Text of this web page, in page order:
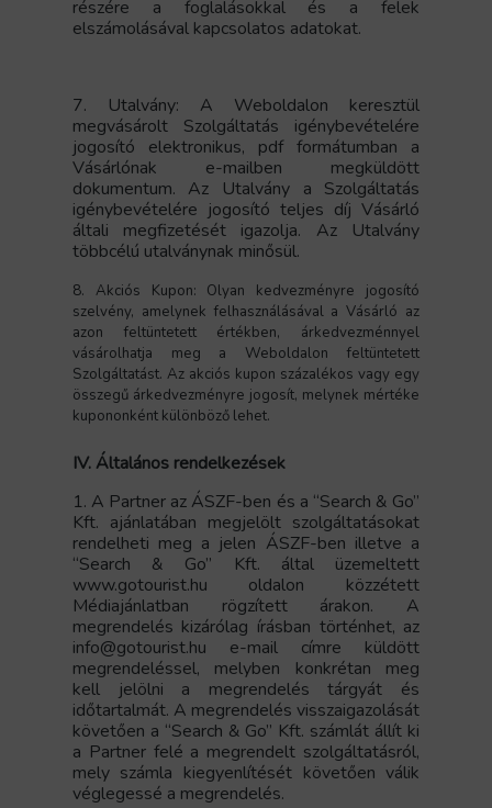
részére a foglalásokkal és a felek
elszámolásával kapcsolatos adatokat.
7. Utalvány: A Weboldalon keresztül
megvásárolt Szolgáltatás igénybevételére
jogosító elektronikus, pdf formátumban a
Vásárlónak e-mailben megküldött
dokumentum. Az Utalvány a Szolgáltatás
igénybevételére jogosító teljes díj Vásárló
általi megfizetését igazolja. Az Utalvány
többcélú utalványnak minősül.
8. Akciós Kupon: Olyan kedvezményre jogosító
szelvény, amelynek felhasználásával a Vásárló az
azon feltüntetett értékben, árkedvezménnyel
vásárolhatja meg a Weboldalon feltüntetett
Szolgáltatást. Az akciós kupon százalékos vagy egy
összegű árkedvezményre jogosít, melynek mértéke
kupononként különböző lehet.
IV. Általános rendelkezések
1. A Partner az ÁSZF-ben és a “Search & Go”
Kft. ajánlatában megjelölt szolgáltatásokat
rendelheti meg a jelen ÁSZF-ben illetve a
“Search & Go” Kft. által üzemeltett
www.gotourist.hu oldalon közzétett
Médiajánlatban rögzített árakon. A
megrendelés kizárólag írásban történhet, az
info@gotourist.hu e-mail címre küldött
megrendeléssel, melyben konkrétan meg
kell jelölni a megrendelés tárgyát és
időtartalmát. A megrendelés visszaigazolását
követően a “Search & Go” Kft. számlát állít ki
a Partner felé a megrendelt szolgáltatásról,
mely számla kiegyenlítését követően válik
véglegessé a megrendelés.